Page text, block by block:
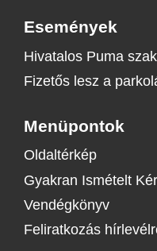
Események
Hivatalos Puma
Fizetős lesz a
Menüpontok
Oldaltérkép
Gyakran Ismételt
Vendégkönyv
Feliratkozás